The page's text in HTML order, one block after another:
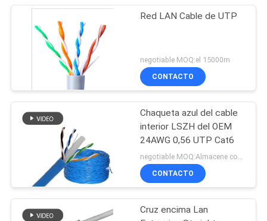
Red LAN Cable de UTP
negotiable MOQ:el 15000m
CONTACTO
Chaqueta azul del cable
interior LSZH del OEM
24AWG 0,56 UTP Cat6
CONTACTO
Cruz encima Lan